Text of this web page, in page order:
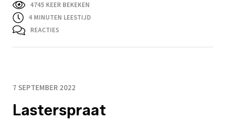
4745 KEER BEKEKEN
4 MINUTEN LEESTIJD
REACTIES
7 SEPTEMBER 2022
Lasterspraat